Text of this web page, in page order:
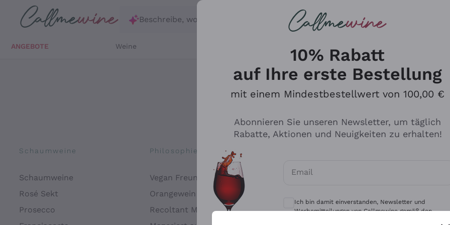
Zum Hauptinhalt springen
Beschreibe, wonach du suchst
ANGEBOTE Weine
Schaumweine
Schaumweine
Rosé Sekt
Prosecco
Philosophien
Vegan Freundlich
Orangewein
Recoltant Manipulant
Antinori
Ca' del Bosco
Gavi
10% Rabatt
auf Ihre erste Bestellung
mit einem Mindestbestellwert von 100,00 €
Abonnieren Sie unseren Newsletter, um täglich
Rabatte, Aktionen und Neuigkeiten zu erhalten!
Email
Optionale Einwilligungen zum Erhalt von
Ich bin damit einverstanden, Newsletter und
Werbemitteilungen von Callmewine gemäß den -